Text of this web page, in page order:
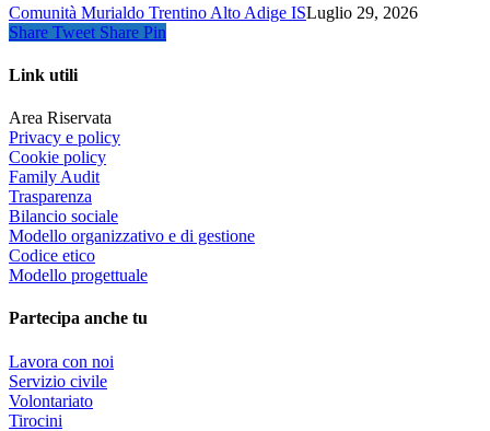
Comunità Murialdo Trentino Alto Adige ISLuglio 29, 2026
Share Tweet Share Pin
Link utili
Area Riservata
Privacy e policy
Cookie policy
Family Audit
Trasparenza
Bilancio sociale
Modello organizzativo e di gestione
Codice etico
Modello progettuale
Partecipa anche tu
Lavora con noi
Servizio civile
Volontariato
Tirocini